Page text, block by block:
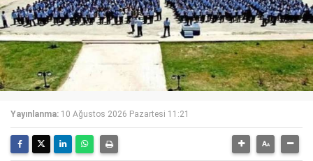
Yayınlanma: 10 Ağustos 2026 Pazartesi 11:21